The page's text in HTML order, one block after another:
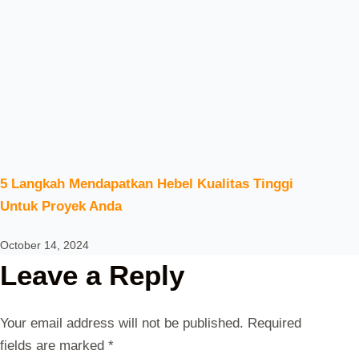
5 Langkah Mendapatkan Hebel Kualitas Tinggi
Untuk Proyek Anda
October 14, 2024
Leave a Reply
Your email address will not be published. Required
fields are marked *